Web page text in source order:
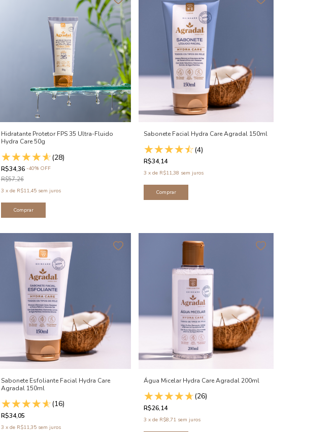
Hidratante Protetor FPS 35 Ultra-Fluido
Hydra Care 50g
(28)
R$34,36 -40% OFF
R$57,26
3 x de R$11,45 sem juros
Sabonete Facial Hydra Care Agradal 150ml
(4)
R$34,14
3 x de R$11,38 sem juros
Sabonete Esfoliante Facial Hydra Care
Agradal 150ml
(16)
R$34,05
3 x de R$11,35 sem juros
Água Micelar Hydra Care Agradal 200ml
(26)
R$26,14
3 x de R$8,71 sem juros